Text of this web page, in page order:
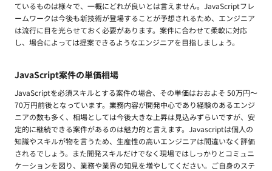
ているものは様々で、一概にどれが良いとは言えません。JavaScriptフレ
ームワークは今後も新技術が登場することが予想されるため、エンジニア
は流行に目を光らせておく必要があります。案件に合わせて柔軟に対応
し、場合によっては提案できるようなエンジニアを目指しましょう。
JavaScript案件の単価相場
JavaScriptを必須スキルとする案件の場合、その単価はおおよそ 50万円〜
70万円前後となっています。業務内容が開発中心であり経験のあるエンジ
ニアの数も多く、相場としては今後大きな上昇は見込みずらいですが、安
定的に継続できる案件があるのは魅力的と言えます。Javascriptは個人の
知識やスキルが物を言うため、生産性の高いエンジニアは間違いなく評価
されるでしょう。また開発スキルだけでなく現場ではしっかりとコミュニ
ケーションを図り、業務や業界の知見を増やしてください。ご自身のステ